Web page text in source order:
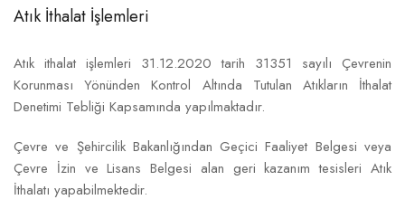
Atık İthalat İşlemleri
Atık ithalat işlemleri 31.12.2020 tarih 31351 sayılı Çevrenin
Korunması Yönünden Kontrol Altında Tutulan Atıkların İthalat
Denetimi Tebliği Kapsamında yapılmaktadır.
Çevre ve Şehircilik Bakanlığından Geçici Faaliyet Belgesi veya
Çevre İzin ve Lisans Belgesi alan geri kazanım tesisleri Atık
İthalatı yapabilmektedir.